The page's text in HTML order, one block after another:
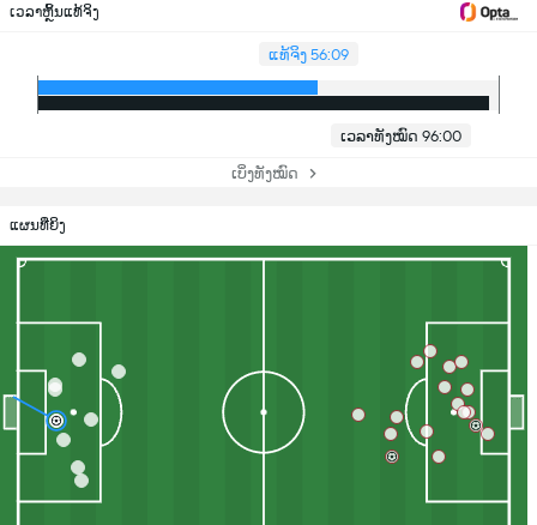
ເວລາຫຼິ້ນແທ້ຈິງ
ແທ້ຈິງ 56:09
ເວລາທັງໝົດ 96:00
ເບິ່ງທັງໝົດ
ແຜນທີ່ຍິງ